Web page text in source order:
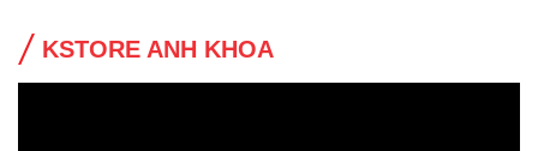
KSTORE ANH KHOA